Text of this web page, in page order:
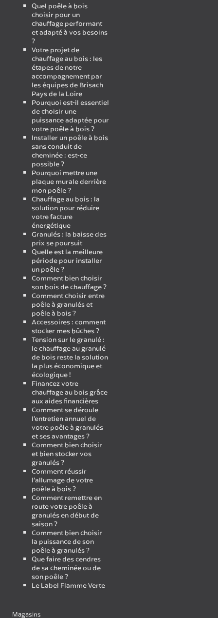
Quel poêle à bois
choisir pour un
chauffage performant
et adapté à vos besoins
?
Votre projet de
chauffage au bois : les
étapes de notre
accompagnement par
les équipes de Brisach
Pays de la Loire
Pourquoi est-il essentiel
de choisir une
puissance adaptée pour
votre poêle à bois ?
Installer un poêle à bois
sans conduit de
cheminée : est-ce
possible ?
Pourquoi mettre une
plaque murale derrière
mon poêle ?
Chauffage au bois : la
solution pour réduire
votre facture
énergétique
Granulés : la baisse des
prix se poursuit
Quelle est la meilleure
période pour installer
un poêle ?
Comment bien choisir
son bois de chauffage ?
Comment choisir entre
poêle à granulés et
poêle à bois ?
Accessoires : comment
stocker mes bûches ?
Tension sur le granulé :
le chauffage au granulé
de bois reste la solution
la plus économique et
écologique !
Financez votre
chauffage au bois grâce
aux aides financières
Comment se déroule
l’entretien annuel de
votre poêle à granulés
et ses avantages ?
Comment bien choisir
et bien stocker vos
granulés ?
Comment réussir
l’allumage de votre
poêle à bois ?
Comment remettre en
route votre poêle à
granulés en début de
saison ?
Comment bien choisir
la puissance de son
poêle à granulés ?
Que faire des cendres
de sa cheminée ou de
son poêle ?
Le Label Flamme Verte
Magasins